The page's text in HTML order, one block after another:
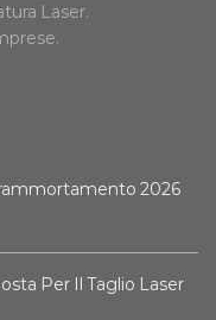
Laser.
2026
Per Il Taglio Laser